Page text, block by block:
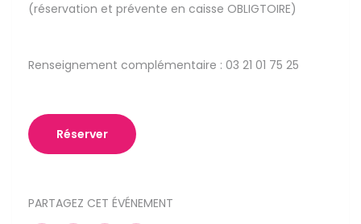
(réservation et prévente en caisse OBLIGTOIRE)
Renseignement complémentaire : 03 21 01 75 25
Réserver
PARTAGEZ CET ÉVÉNEMENT